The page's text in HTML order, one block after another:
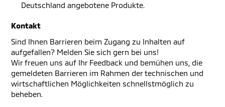
Deutschland angebotene Produkte.
Kontakt
Sind Ihnen Barrieren beim Zugang zu Inhalten auf
aufgefallen? Melden Sie sich gern bei uns!
Wir freuen uns auf Ihr Feedback und bemühen uns, die
gemeldeten Barrieren im Rahmen der technischen und
wirtschaftlichen Möglichkeiten schnellstmöglich zu
beheben.